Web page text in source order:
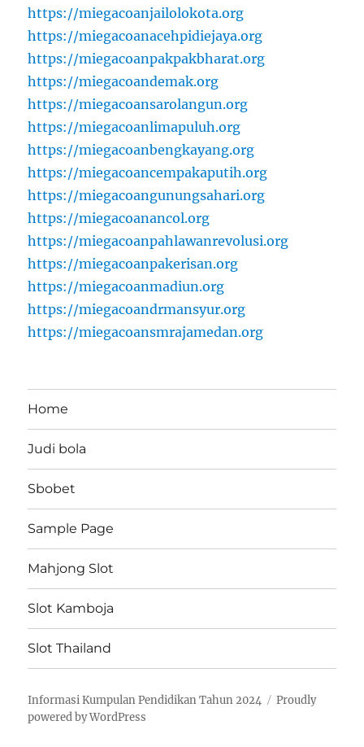
https://miegacoanjailolokota.org
https://miegacoanacehpidiejaya.org
https://miegacoanpakpakbharat.org
https://miegacoandemak.org
https://miegacoansarolangun.org
https://miegacoanlimapuluh.org
https://miegacoanbengkayang.org
https://miegacoancempakaputih.org
https://miegacoangunungsahari.org
https://miegacoanancol.org
https://miegacoanpahlawanrevolusi.org
https://miegacoanpakerisan.org
https://miegacoanmadiun.org
https://miegacoandrmansyur.org
https://miegacoansmrajamedan.org
Home
Judi bola
Sbobet
Sample Page
Mahjong Slot
Slot Kamboja
Slot Thailand
Informasi Kumpulan Pendidikan Tahun 2024
Proudly
powered by WordPress